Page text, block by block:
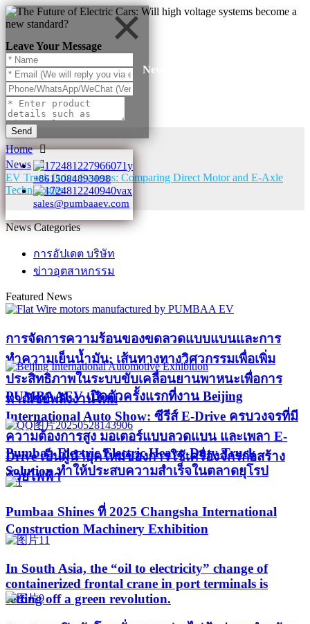
Leave Your Message
Send
+8615084893098
sales@pumbaaev.com
News
Home
News
EV Truck Drive Systems: Comparing Direct Motor and E-Axle
Technologies
News Categories
การอัปเดต บริษัท
ข่าวอุตสาหกรรม
Featured News
การจัดการความร้อนของขดลวดแบบแบนและการ
ทำความเย็นน้ำมัน: เส้นทางทางวิศวกรรมเพื่อเพิ่ม
ประสิทธิภาพในระบบขับเคลื่อนยานพาหนะเพื่อการ
พาณิชย์พลังงานใหม่
PUMBAAEV เปิดตัวครั้งแรกที่งาน Beijing
International Auto Show: ซีรีส์ E-Drive ครบวงจรที่มี
ความต้องการสูง มอเตอร์แบบลวดแบน และเพลา E-
Drive เป็นผู้นำยุคใหม่ของการใช้เครื่องจักรก่อสร้าง
ด้วยไฟฟ้า
Pumbaa Electric Electric Heavy-Duty Truck
Solution ทำให้ประสบความสำเร็จในตลาดยุโรป
Pumbaa Shines ที่ 2025 Changsha International
Construction Machinery Exhibition
In South Asia, the “oil to electricity” change of
containerized frontal crane in port terminals is
setting off a green revolution.